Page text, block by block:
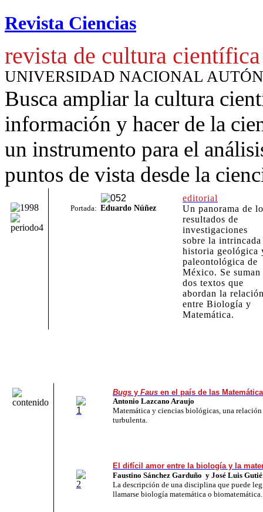
Revista Ciencias
revista de cultura científica
UNIVERSIDAD NACIONAL
Busca ampliar la cultura
información y hacer de la
un instrumento para el
puntos de vista desde la
Portada: Eduardo Núñez
editorial
Un panorama de
resultados de
investigaciones
sobre la intrincada
historia geológica
paleontológica de
México. Se suman
dos textos que
abordan la
entre Biología y
Matemática.
Bugs y Faus en el país de las
Antonio Lazcano Araujo
Matemática y ciencias biológicas, una
turbulenta.
El difícil amor entre la biología y la
Faustino Sánchez Garduño y José Luis
La descripción de una disciplina que puede
llamarse biología matemática o biomatemática.